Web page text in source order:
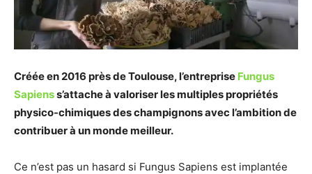
Créée en 2016 près de Toulouse, l’entreprise Fungus
Sapienss’attache à valoriser les multiples propriétés
physico-chimiques des champignons avec l’ambition de
contribuer à un monde meilleur.
Ce n’est pas un hasard si Fungus Sapiens est implantée